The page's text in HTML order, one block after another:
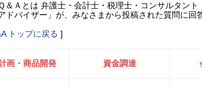
＆Ａとは 弁護士・会計士・税理士・コンサルタン
ドバイザー」が、みなさまから投稿された質問に回
トップに戻る ]
画・商品開発 資金調達